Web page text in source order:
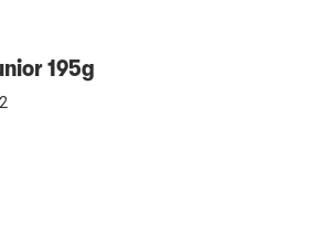
195g